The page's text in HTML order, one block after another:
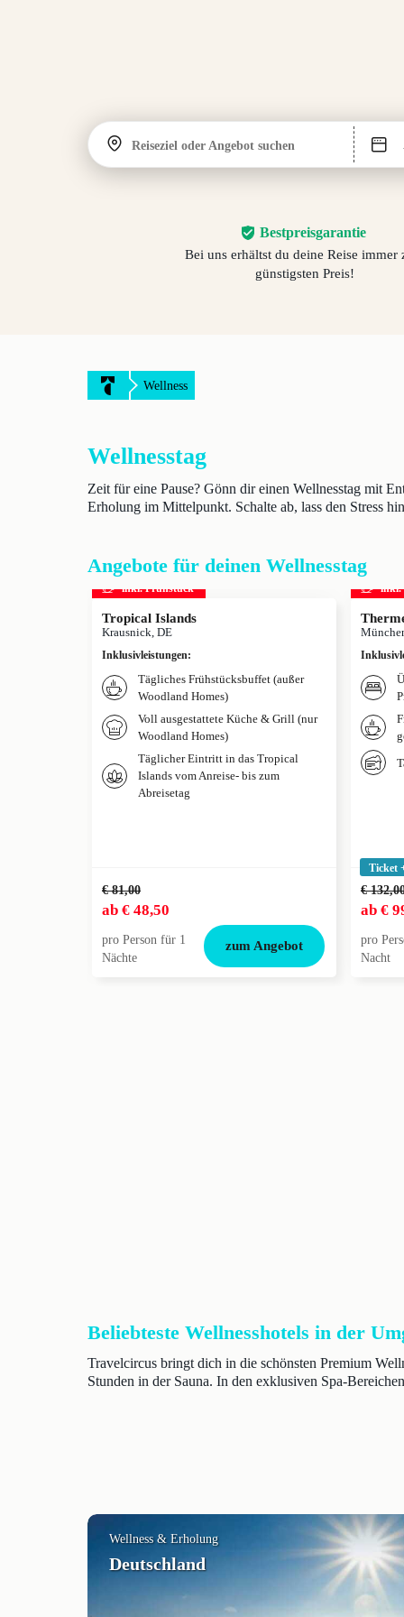
Reiseziel oder Angebot suchen
Bestpreisgarantie
Bei uns erhältst du deine Reise immer
günstigsten Preis!
Wellness
Wellnesstag
Zeit für eine Pause? Gönn dir einen Wellnesstag mit
Erholung im Mittelpunkt. Schalte ab, lass den Stress
Angebote für deinen Wellnesstag
inkl. Frühstück
Tropical Islands
Krausnick, DE
Inklusivleistungen:
Tägliches Frühstücksbuffet (außer
Woodland Homes)
Voll ausgestattete Küche & Grill (nur
Woodland Homes)
Täglicher Eintritt in das Tropical
Islands vom Anreise- bis zum
Abreisetag
€ 81,00
ab € 48,50
pro Person für 1
Nächte
zum Angebot
inkl.
Ticket
€
ab €
pro
Nacht
Beliebteste Wellnesshotels in der
Travelcircus bringt dich in die schönsten Premium
Stunden in der Sauna. In den exklusiven Spa-
Wellness & Erholung
Deutschland